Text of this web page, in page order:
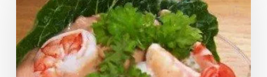
camarones.